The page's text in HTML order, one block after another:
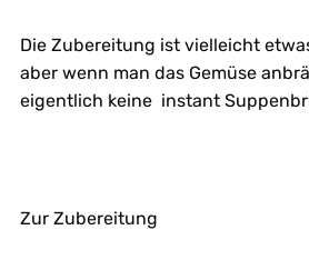
Die Zubereitung ist vielleicht
aber wenn man das Gemüse
eigentlich keine instant
Zur Zubereitung